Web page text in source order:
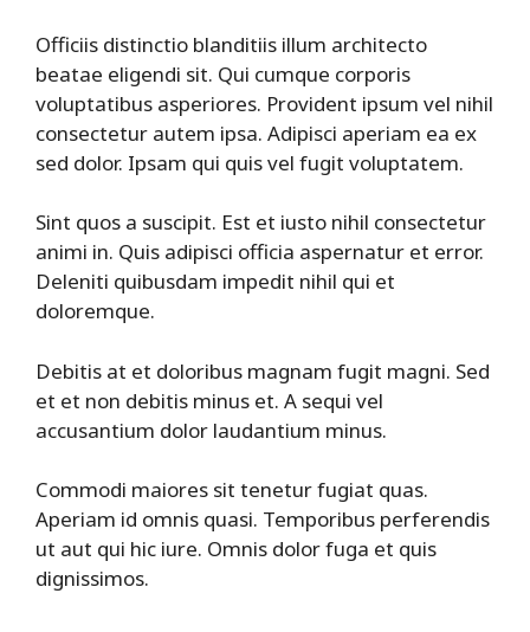
Officiis distinctio blanditiis illum architecto
beatae eligendi sit. Qui cumque corporis
voluptatibus asperiores. Provident ipsum vel nihil
consectetur autem ipsa. Adipisci aperiam ea ex
sed dolor. Ipsam qui quis vel fugit voluptatem.
Sint quos a suscipit. Est et iusto nihil consectetur
animi in. Quis adipisci officia aspernatur et error.
Deleniti quibusdam impedit nihil qui et
doloremque.
Debitis at et doloribus magnam fugit magni. Sed
et et non debitis minus et. A sequi vel
accusantium dolor laudantium minus.
Commodi maiores sit tenetur fugiat quas.
Aperiam id omnis quasi. Temporibus perferendis
ut aut qui hic iure. Omnis dolor fuga et quis
dignissimos.